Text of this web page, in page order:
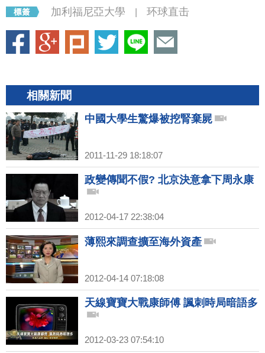
加利福尼亞大學 环球直击
相關新聞
中國大學生驚爆被挖腎棄屍
2011-11-29 18:18:07
政變傳聞不假? 北京決意拿下周永康
2012-04-17 22:38:04
薄熙來調查擴至海外資產
2012-04-14 07:18:08
天線寶寶大戰康師傅 諷刺時局暗語多
2012-03-23 07:54:10